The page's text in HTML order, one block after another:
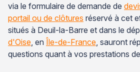
via le formulaire de demande de
portail ou de clôtures réservé à cet
situés à Deuil-la-Barre et dans le
d'Oise , en Île-de-France , sauront
questions quant à vos prestations